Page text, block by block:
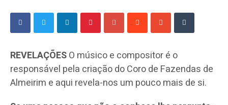
REVELAÇÕESO músico e compositor é o
responsável pela criação do Coro de Fazendas de
Almeirim e aqui revela-nos um pouco mais de si.